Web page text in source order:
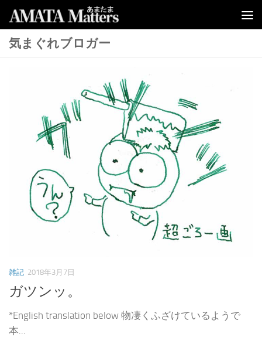
コンテンツへスキップ
気まぐれブロガー
雑記 2018年3月7日
ガツンッ。
*English translation below 物凄くふざけているようで
本...